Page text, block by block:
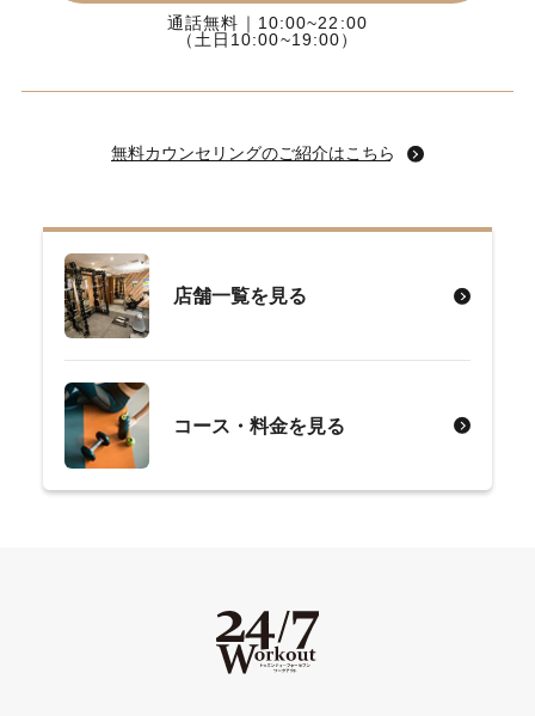
通話無料｜10:00~22:00
（土日10:00~19:00）
無料カウンセリングのご紹介はこちら
店舗一覧を見る
コース・料金を見る